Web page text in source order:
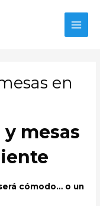
en
mesas
cómodo… o un